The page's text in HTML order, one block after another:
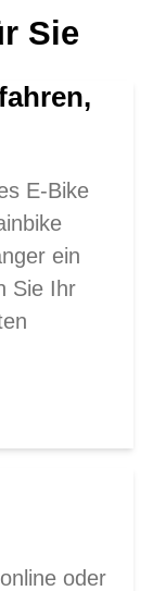
Sie
E-Bike
ein
Sie Ihr
oder